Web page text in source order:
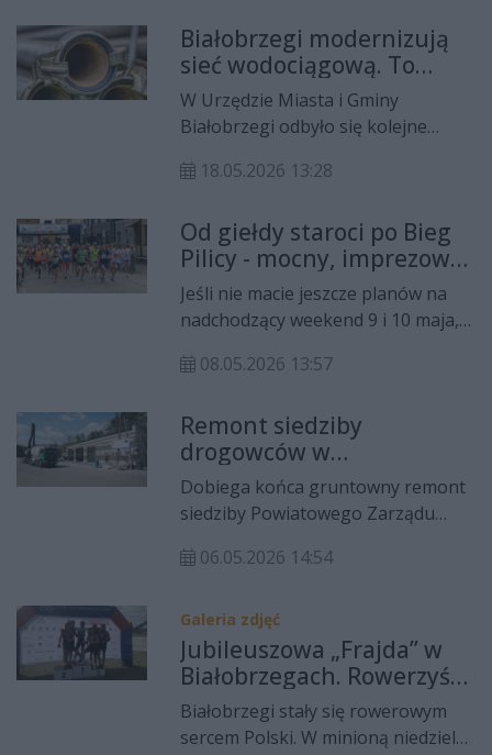
partnerami, przyciągnęła tłumy
fanów jednośladów oraz
mieszkańców.
Białobrzegi modernizują
sieć wodociągową. To
jedna z największych
inwestycji w historii
W Urzędzie Miasta i Gminy
Białobrzegi odbyło się kolejne
wdrożeniu strategicznego projektu
wodociągowej. To przedsięwzięcie
pochłonie ponad 24 miliony złotych.
18.05.2026 13:28
Od giełdy staroci po Bieg
Pilicy - mocny, imprezowy
weekend w Białobrzegach
Jeśli nie macie jeszcze planów na
nadchodzący weekend 9 i 10 maja,
tacy. Miasto przygotowało
kiermaszu staroci, przez muzyczny
hołd dla Marka Grechuty, aż po
wielkie święto sportu i kolorów.
08.05.2026 13:57
Remont siedziby
drogowców w
Białobrzegach na finiszu.
Nowoczesna baza już
wkrótce gotowa
Dobiega końca gruntowny remont
siedziby Powiatowego Zarządu
Inwestycja obejmuje kompleksową
techniczno-garażowego, dzięki
czemu obiekty zyskają nową jakość
i funkcjonalność. Zakończenie prac
planowane jest na koniec maja.
06.05.2026 14:54
Galeria zdjęć
Jubileuszowa „Frajda” w
Białobrzegach. Rowerzyści
opanowali dolinę Pilicy
Białobrzegi stały się rowerowym
sercem Polski. W minioną niedzielę,